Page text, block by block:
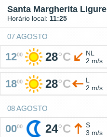
Santa Margherita Ligure
Horário local: 11:25
07 AGOSTO
1200 28°C
NL
2 m/s
1800 28°C
L
2 m/s
08 AGOSTO
0000 24°C
S
3 m/s